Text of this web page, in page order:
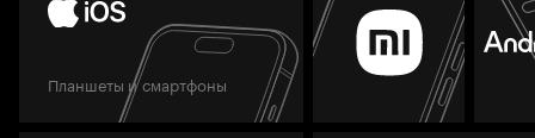
Планшеты и смартфоны